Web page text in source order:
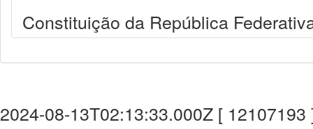
Constituição da República
2024-08-13T02:13:33.000Z [ 12107193